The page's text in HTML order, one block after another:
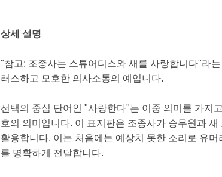
상세 설명
"참고: 조종사는 스튜어디스와 새를 사랑합니다"라
러스하고 모호한 의사소통의 예입니다.
선택의 중심 단어인 "사랑한다"는 이중 의미를 가지
호의 의미입니다. 이 표지판은 조종사가 승무원과
활용합니다. 이는 처음에는 예상치 못한 소리로 유
를 명확하게 전달합니다.